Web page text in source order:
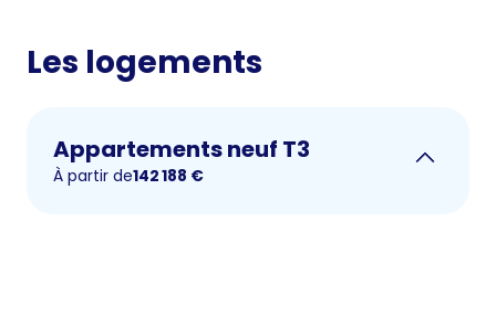
Les logements
Appartements neuf T3
À partir de142 188 €